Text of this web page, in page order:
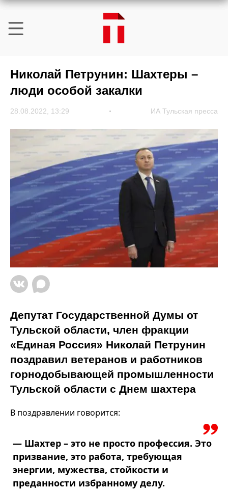
Николай Петрунин: Шахтеры –
люди особой закалки
28.08.2022, 13:29 ИА Тульская пресса
Депутат Государственной Думы от
Тульской области, член фракции
«Единая Россия» Николай Петрунин
поздравил ветеранов и работников
горнодобывающей промышленности
Тульской области с Днем шахтера
В поздравлении говорится:
— Шахтер – это не просто профессия. Это
призвание, это работа, требующая
энергии, мужества, стойкости и
преданности избранному делу.